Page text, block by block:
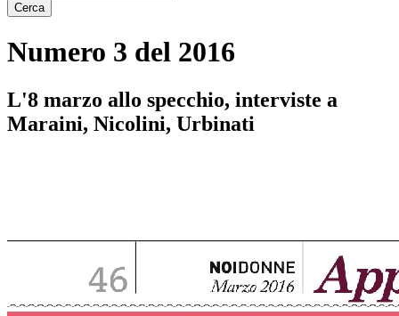
Cerca
Numero 3 del 2016
L'8 marzo allo specchio, interviste a
Maraini, Nicolini, Urbinati